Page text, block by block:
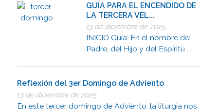
GUÍA PARA EL ENCENDIDO DE
LA TERCERA VEL...
13 de diciembre de 2025
INICIO Guía: En el nombre del
Padre, del Hijo y del Espíritu ...
Reflexión del 3er Domingo de Adviento
13 de diciembre de 2025
En este tercer domingo de Adviento, la liturgia nos